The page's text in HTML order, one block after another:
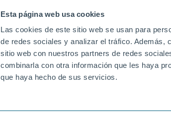
Esta página web usa cookies
Las cookies de este sitio web se usan para
de redes sociales y analizar el tráfico. Además,
sitio web con nuestros partners de redes
combinarla con otra información que les haya
que haya hecho de sus servicios.
Contacto Canal
Aviso Legal